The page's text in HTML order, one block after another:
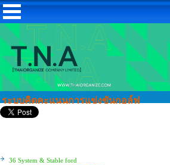
ระบบคิดคะแนนการแข่งขันกอล์ฟ
36 System & Stable ford